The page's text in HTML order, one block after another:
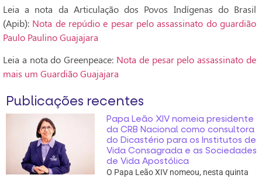
Leia a nota da Articulação dos Povos Indígenas do Brasil
(Apib): Nota de repúdio e pesar pelo assassinato do guardião
Paulo Paulino Guajajara
Leia a nota do Greenpeace: Nota de pesar pelo assassinato de
mais um Guardião Guajajara
Publicações recentes
Papa Leão XIV nomeia presidente
da CRB Nacional como consultora
do Dicastério para os Institutos de
Vida Consagrada e as Sociedades
de Vida Apostólica
O Papa Leão XIV nomeou, nesta quinta